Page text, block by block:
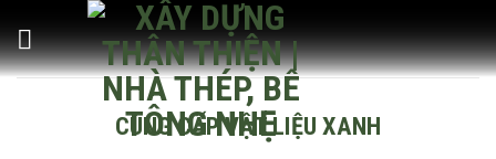
to
content
CUNG CẤP VẬT LIỆU XANH